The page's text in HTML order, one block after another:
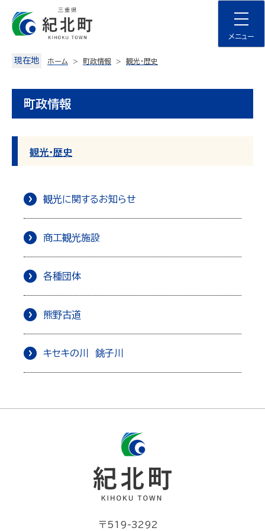
content
メニュー
現在地 ホーム 町政情報 観光・歴史
町政情報
観光・歴史
観光に関するお知らせ
商工観光施設
各種団体
熊野古道
キセキの川 銚子川
〒519-3292